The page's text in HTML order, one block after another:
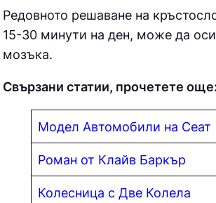
Редовното решаване на
15-30 минути на ден, може да
мозъка.
Свързани статии, прочетете още:
Модел Автомобили на Сеат
Роман от Клайв Баркър
Колесница с Две Колела